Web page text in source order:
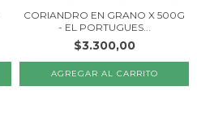
CORIANDRO EN GRANO X 500G
- EL PORTUGUES...
$3.300,00